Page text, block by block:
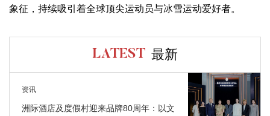
象征，持续吸引着全球顶尖运动员与冰雪运动爱好者。
LATEST 最新
资讯
洲际酒店及度假村迎来品牌80周年：以文